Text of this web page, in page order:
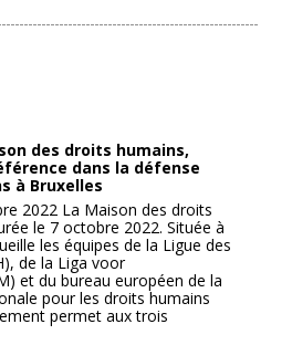
des droits humains,
dans la défense
à Bruxelles
2022 La Maison des droits
le 7 octobre 2022. Située à
les équipes de la Ligue des
de la Liga voor
et du bureau européen de la
pour les droits humains
permet aux trois